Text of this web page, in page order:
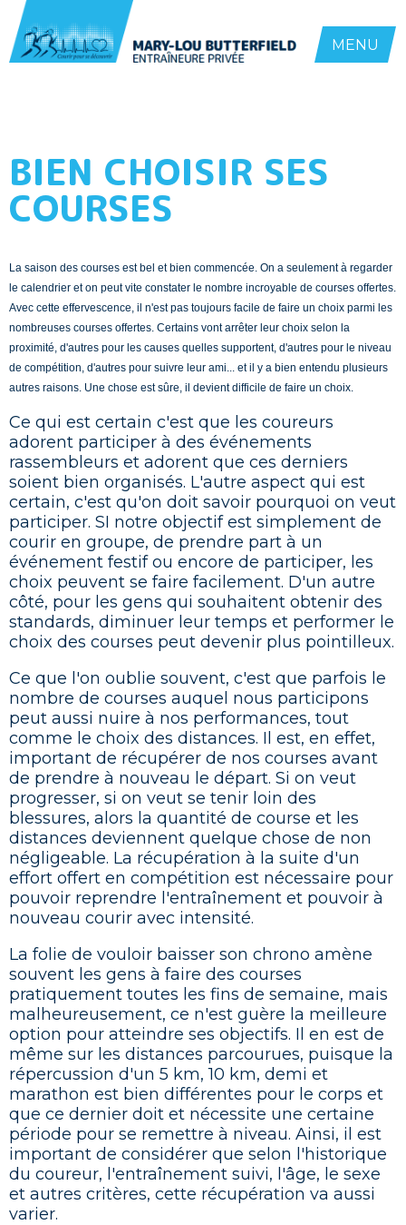
MENU
BIEN CHOISIR SES
COURSES
La saison des courses est bel et bien commencée. On a seulement à regarder
le calendrier et on peut vite constater le nombre incroyable de courses offertes.
Avec cette effervescence, il n'est pas toujours facile de faire un choix parmi les
nombreuses courses offertes. Certains vont arrêter leur choix selon la
proximité, d'autres pour les causes quelles supportent, d'autres pour le niveau
de compétition, d'autres pour suivre leur ami... et il y a bien entendu plusieurs
autres raisons. Une chose est sûre, il devient difficile de faire un choix.
Ce qui est certain c'est que les coureurs
adorent participer à des événements
rassembleurs et adorent que ces derniers
soient bien organisés. L'autre aspect qui est
certain, c'est qu'on doit savoir pourquoi on veut
participer. SI notre objectif est simplement de
courir en groupe, de prendre part à un
événement festif ou encore de participer, les
choix peuvent se faire facilement. D'un autre
côté, pour les gens qui souhaitent obtenir des
standards, diminuer leur temps et performer le
choix des courses peut devenir plus pointilleux.
Ce que l'on oublie souvent, c'est que parfois le
nombre de courses auquel nous participons
peut aussi nuire à nos performances, tout
comme le choix des distances. Il est, en effet,
important de récupérer de nos courses avant
de prendre à nouveau le départ. Si on veut
progresser, si on veut se tenir loin des
blessures, alors la quantité de course et les
distances deviennent quelque chose de non
négligeable. La récupération à la suite d'un
effort offert en compétition est nécessaire pour
pouvoir reprendre l'entraînement et pouvoir à
nouveau courir avec intensité.
La folie de vouloir baisser son chrono amène
souvent les gens à faire des courses
pratiquement toutes les fins de semaine, mais
malheureusement, ce n'est guère la meilleure
option pour atteindre ses objectifs. Il en est de
même sur les distances parcourues, puisque la
répercussion d'un 5 km, 10 km, demi et
marathon est bien différentes pour le corps et
que ce dernier doit et nécessite une certaine
période pour se remettre à niveau. Ainsi, il est
important de considérer que selon l'historique
du coureur, l'entraînement suivi, l'âge, le sexe
et autres critères, cette récupération va aussi
varier.